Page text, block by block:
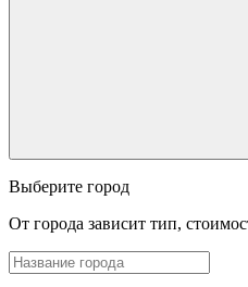
Выберите город
От города зависит тип,